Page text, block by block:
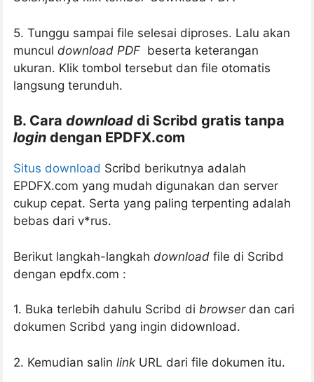
5. Tunggu sampai file selesai diproses. Lalu akan
muncul download PDF beserta keterangan
ukuran. Klik tombol tersebut dan file otomatis
langsung terunduh.
B. Cara download di Scribd gratis tanpa
login dengan EPDFX.com
Situs download Scribd berikutnya adalah
EPDFX.com yang mudah digunakan dan server
cukup cepat. Serta yang paling terpenting adalah
bebas dari v*rus.
Berikut langkah-langkah download file di Scribd
dengan epdfx.com :
1. Buka terlebih dahulu Scribd di browser dan cari
dokumen Scribd yang ingin didownload.
2. Kemudian salin link URL dari file dokumen itu.